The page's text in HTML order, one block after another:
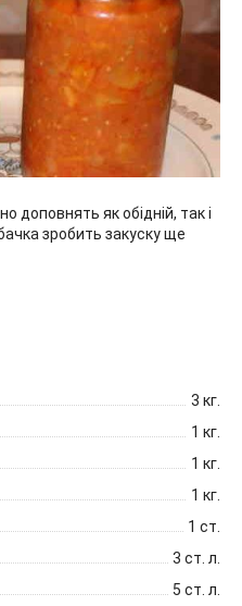
доповнять як обідній, так і
зробить закуску ще
3 кг.
1 кг.
1 кг.
1 кг.
1 ст.
3 ст. л.
5 ст. л.